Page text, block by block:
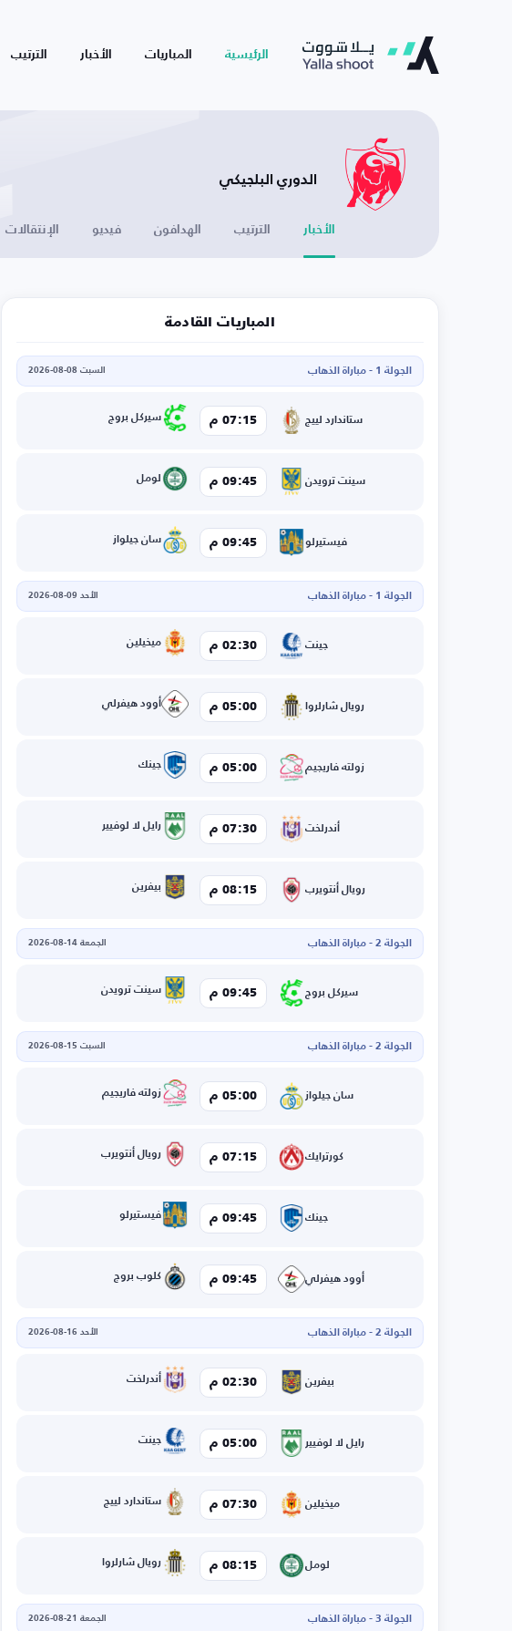
الرئيسية المباريات الأخبار الترتيب
الدوري البلجيكي
الأخبار الترتيب الهدافون فيديو الإنتقالات
المباريات القادمة
الجولة 1 - مباراة الذهاب السبت 08-08-2026
ستاندارد لييج 07:15 م سيركل بروج
سينت ترويدن 09:45 م لومل
فيستيرلو 09:45 م سان جيلواز
الجولة 1 - مباراة الذهاب الأحد 09-08-2026
جينت 02:30 م ميخيلين
رويال شارلروا 05:00 م أوود هيفرلي
زولته فاريجيم 05:00 م جينك
أندرلخت 07:30 م رايل لا لوفيير
رويال أنتويرب 08:15 م بيفرين
الجولة 2 - مباراة الذهاب الجمعة 14-08-2026
سيركل بروج 09:45 م سينت ترويدن
الجولة 2 - مباراة الذهاب السبت 15-08-2026
سان جيلواز 05:00 م زولته فاريجيم
كورترايك 07:15 م رويال أنتويرب
جينك 09:45 م فيستيرلو
أوود هيفرلي 09:45 م كلوب بروج
الجولة 2 - مباراة الذهاب الأحد 16-08-2026
بيفرين 02:30 م أندرلخت
رايل لا لوفيير 05:00 م جينت
ميخيلين 07:30 م ستاندارد لييج
لومل 08:15 م رويال شارلروا
الجولة 3 - مباراة الذهاب الجمعة 21-08-2026